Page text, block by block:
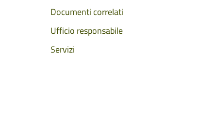
Documenti correlati
Ufficio responsabile
Servizi